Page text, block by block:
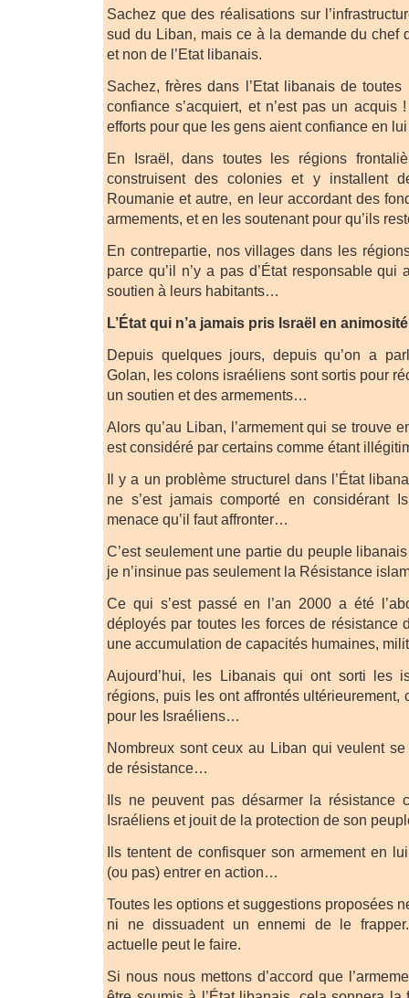
Sachez que des réalisations sur
sud du Liban, mais ce à la demande du chef
et non de l’Etat libanais.
Sachez, frères dans l’Etat libanais de
confiance s’acquiert, et n’est pas un acquis
efforts pour que les gens aient confiance en
En Israël, dans toutes les régions
construisent des colonies et y installent
Roumanie et autre, en leur accordant des
armements, et en les soutenant pour qu’ils
En contrepartie, nos villages dans les
parce qu’il n’y a pas d’État responsable
soutien à leurs habitants…
L’État qui n’a jamais pris Israël en animosité
Depuis quelques jours, depuis qu’on a
Golan, les colons israéliens sont sortis pour
un soutien et des armements…
Alors qu’au Liban, l’armement qui se trouve
est considéré par certains comme étant
Il y a un problème structurel dans l’État
ne s’est jamais comporté en considérant
menace qu’il faut affronter…
C’est seulement une partie du peuple
je n’insinue pas seulement la Résistance
Ce qui s’est passé en l’an 2000 a été
déployés par toutes les forces de résistance
une accumulation de capacités humaines,
Aujourd’hui, les Libanais qui ont sorti les
régions, puis les ont affrontés ultérieurement,
pour les Israéliens…
Nombreux sont ceux au Liban qui veulent
de résistance…
Ils ne peuvent pas désarmer la résistance
Israéliens et jouit de la protection de son
Ils tentent de confisquer son armement en
(ou pas) entrer en action…
Toutes les options et suggestions proposées
ni ne dissuadent un ennemi de le
actuelle peut le faire.
Si nous nous mettons d’accord que